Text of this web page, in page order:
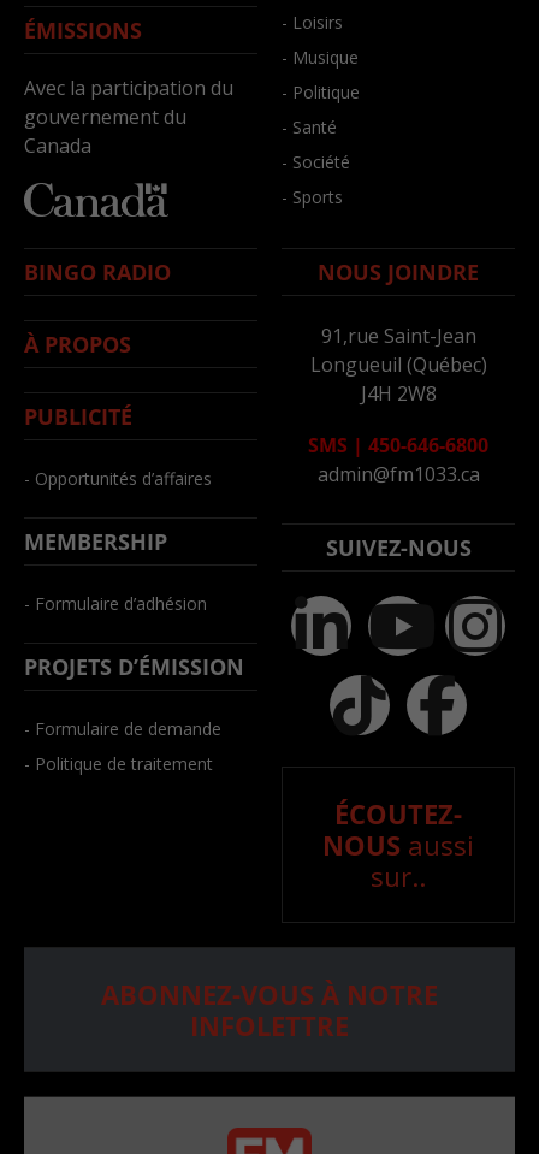
ÉMISSIONS
Avec la participation du
gouvernement du
Canada
- Loisirs
- Musique
- Politique
- Santé
- Société
- Sports
BINGO RADIO
À PROPOS
PUBLICITÉ
- Opportunités d’affaires
MEMBERSHIP
- Formulaire d’adhésion
PROJETS D’ÉMISSION
- Formulaire de demande
- Politique de traitement
NOUS JOINDRE
91,rue Saint-Jean
Longueuil (Québec)
J4H 2W8
SMS | 450-646-6800
admin@fm1033.ca
SUIVEZ-NOUS
ÉCOUTEZ-
NOUS aussi
sur..
ABONNEZ-VOUS À NOTRE
INFOLETTRE